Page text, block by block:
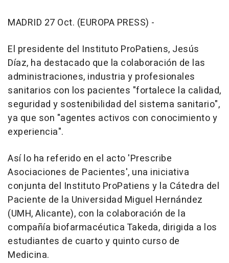
MADRID 27 Oct. (EUROPA PRESS) -
El presidente del Instituto ProPatiens, Jesús
Díaz, ha destacado que la colaboración de las
administraciones, industria y profesionales
sanitarios con los pacientes "fortalece la calidad,
seguridad y sostenibilidad del sistema sanitario",
ya que son "agentes activos con conocimiento y
experiencia".
Así lo ha referido en el acto 'Prescribe
Asociaciones de Pacientes', una iniciativa
conjunta del Instituto ProPatiens y la Cátedra del
Paciente de la Universidad Miguel Hernández
(UMH, Alicante), con la colaboración de la
compañía biofarmacéutica Takeda, dirigida a los
estudiantes de cuarto y quinto curso de
Medicina.